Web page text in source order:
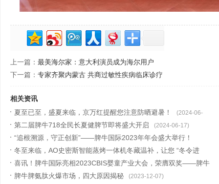
上一篇： 最美海尔家：意大利演员成为海尔用户
下一篇： 专家齐聚内蒙古 共商过敏性疾病临床诊疗
相关资讯
夏至已至，盛夏来临，京万红提醒您注意防晒避暑！
(2024-06-
21)
第二届脾牛718全民长夏健脾节即将盛大开启 (2024-06-17)
“追根溯源，守正创新”——脾牛国际2023年年会盛大举行！
(2024-01-11)
冬至来临，AO史密斯智能蒸烤一体机冬藏温补，让您 “冬令进
补，来年
(2023-12-22)
喜讯！脾牛国际亮相2023CBIS婴童产业大会，荣膺双奖——脾牛
脾氨肽成
(2023-12-18)
脾牛脾氨肽火爆市场，四大原因揭秘 (2023-12-07)